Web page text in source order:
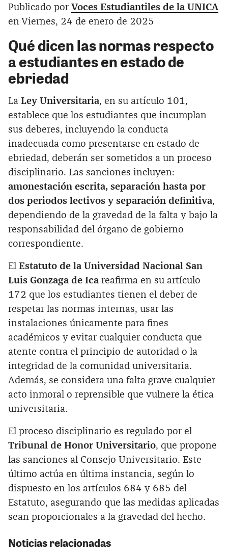
Publicado por Voces Estudiantiles de la UNICA
en Viernes, 24 de enero de 2025
Qué dicen las normas respecto
a estudiantes en estado de
ebriedad
La Ley Universitaria, en su artículo 101,
establece que los estudiantes que incumplan
sus deberes, incluyendo la conducta
inadecuada como presentarse en estado de
ebriedad, deberán ser sometidos a un proceso
disciplinario. Las sanciones incluyen:
amonestación escrita, separación hasta por
dos periodos lectivos y separación definitiva,
dependiendo de la gravedad de la falta y bajo la
responsabilidad del órgano de gobierno
correspondiente.
El Estatuto de la Universidad Nacional San
Luis Gonzaga de Ica reafirma en su artículo
172 que los estudiantes tienen el deber de
respetar las normas internas, usar las
instalaciones únicamente para fines
académicos y evitar cualquier conducta que
atente contra el principio de autoridad o la
integridad de la comunidad universitaria.
Además, se considera una falta grave cualquier
acto inmoral o reprensible que vulnere la ética
universitaria.
El proceso disciplinario es regulado por el
Tribunal de Honor Universitario, que propone
las sanciones al Consejo Universitario. Este
último actúa en última instancia, según lo
dispuesto en los artículos 684 y 685 del
Estatuto, asegurando que las medidas aplicadas
sean proporcionales a la gravedad del hecho.
Noticias relacionadas